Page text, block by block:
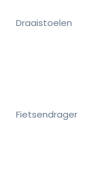
Draaistoelen
Fietsendrager